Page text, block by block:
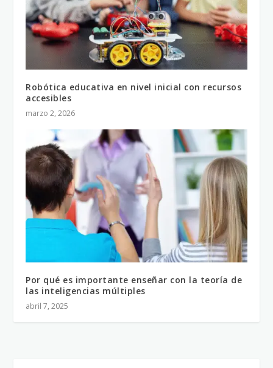
Robótica educativa en nivel inicial con recursos
accesibles
marzo 2, 2026
Por qué es importante enseñar con la teoría de
las inteligencias múltiples
abril 7, 2025